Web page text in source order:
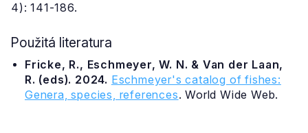
4): 141-186.
Použitá literatura
Fricke, R., Eschmeyer, W. N. & Van der Laan,
R. (eds). 2024. Eschmeyer's catalog of fishes:
Genera, species, references. World Wide Web.